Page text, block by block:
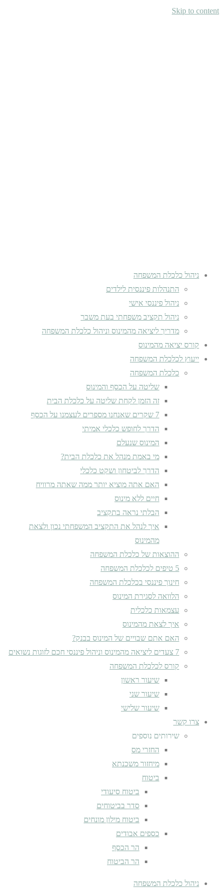
Skip to content
ניהול כלכלת המשפחה
התנהלות פיננסית לילדים
ניהול פיננסי אישי
ניהול תקציב משפחתי בעת משבר
מדריך ליציאה מהמינוס וניהול כלכלת המשפחה
קורס יציאה מהמינוס
ייעוץ לכלכלת המשפחה
כלכלת המשפחה
שליטה על הכסף והמינוס
זה הזמן לקחת שליטה על כלכלת הבית
7 שקרים שאנחנו מספרים לעצמנו על הכסף
הדרך לחופש כלכלי אמיתי
המינוס שנעלם
מי באמת מנהל את כלכלת הבית?
הדרך לביטחון ושקט כלכלי
האם אתה מוציא יותר ממה שאתה מרוויח
חיים ללא מינוס
הבלתי נראה בתקציב
איך לנהל את התקציב המשפחתי נכון ולצאת
מהמינוס
ההוצאות של כלכלת המשפחה
5 טיפים לכלכלת המשפחה
חינוך פיננסי בכלכלת המשפחה
הלוואה לסגירת המינוס
עצמאות כלכלית
איך לצאת מהמינוס
האם אתם שבויים של המינוס בבנק?
7 צעדים ליציאה מהמינוס וניהול פיננסי חכם לזוגות נשואים
קורס לכלכלת המשפחה
שיעור ראשון
שיעור שני
שיעור שלישי
צרו קשר
שירותים נוספים
החזרי מס
מיחזור משכנתא
ביטוח
ביטוח סיעודי
סדר בביטוחים
ביטוח מילון מונחים
כספים אבודים
הר הכסף
הר הביטוח
ניהול כלכלת המשפחה